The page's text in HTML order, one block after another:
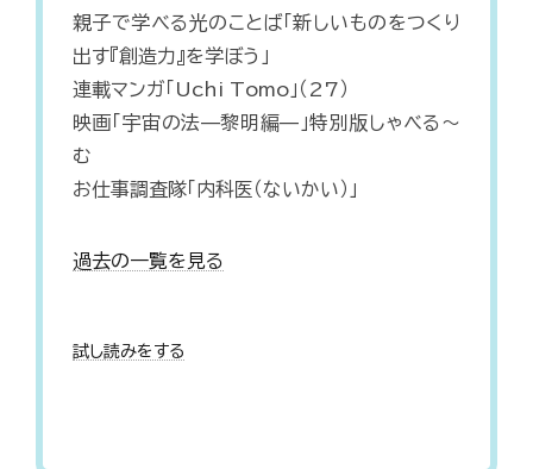
親子で学べる光のことば「新しいものをつくり
出す『創造力』を学ぼう」
連載マンガ「Uchi Tomo」（27）
映画「宇宙の法—黎明編—」特別版しゃべる〜
む
お仕事調査隊「内科医（ないかい）」
過去の一覧を見る
試し読みをする